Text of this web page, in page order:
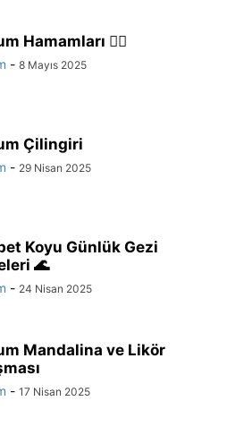
Hamamları 🧖‍♂️
- 8 Mayıs 2025
Çilingiri
- 29 Nisan 2025
Koyu Günlük Gezi
🌊
- 24 Nisan 2025
Mandalina ve Likör
- 17 Nisan 2025